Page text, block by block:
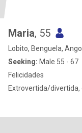
Maria, 55
Lobito, Benguela,
Seeking: Male 55 - 67
Felicidades
Extrovertida/